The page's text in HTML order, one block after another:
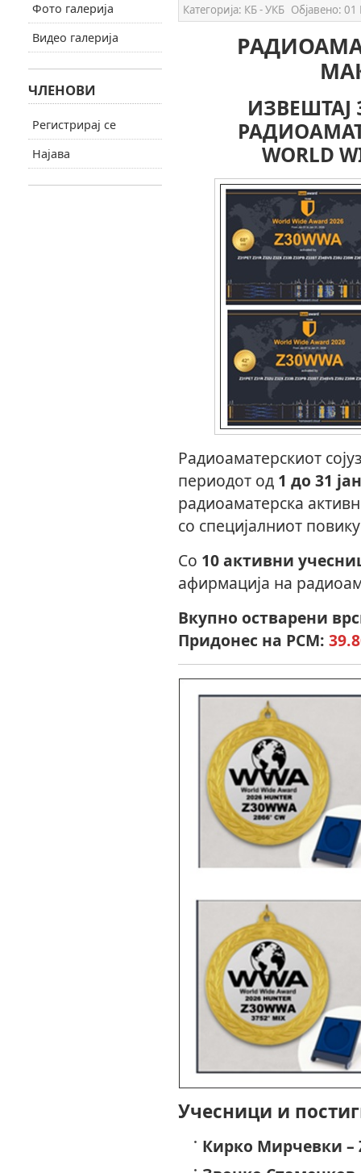
Категорија: КБ - УКБ Објавено: 01
ИЗВЕШТАЈ
WORLD
Радиоаматерскиот
периодот од 1 до 31
радиоаматерска
со специјалниот
Со 10 активни
афирмација на
Вкупно остварени
Придонес на РСМ:
Учесници и
Кирко Мирчевки –
Фото галерија
Видео галерија
ЧЛЕНОВИ
Регистрирај се
Најава